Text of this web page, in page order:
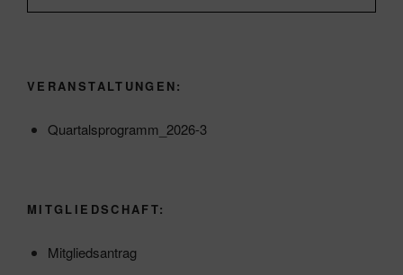
VERANSTALTUNGEN:
Quartalsprogramm_2026-3
MITGLIEDSCHAFT:
Mitgliedsantrag